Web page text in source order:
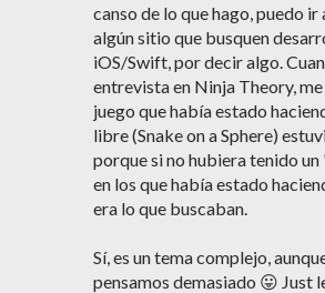
canso de lo que hago, puedo
algún sitio que busquen
iOS/Swift, por decir algo.
entrevista en Ninja Theory,
juego que había estado
libre (Snake on a Sphere)
porque si no hubiera tenido
en los que había estado
era lo que buscaban.
Sí, es un tema complejo,
pensamos demasiado 😛 Just